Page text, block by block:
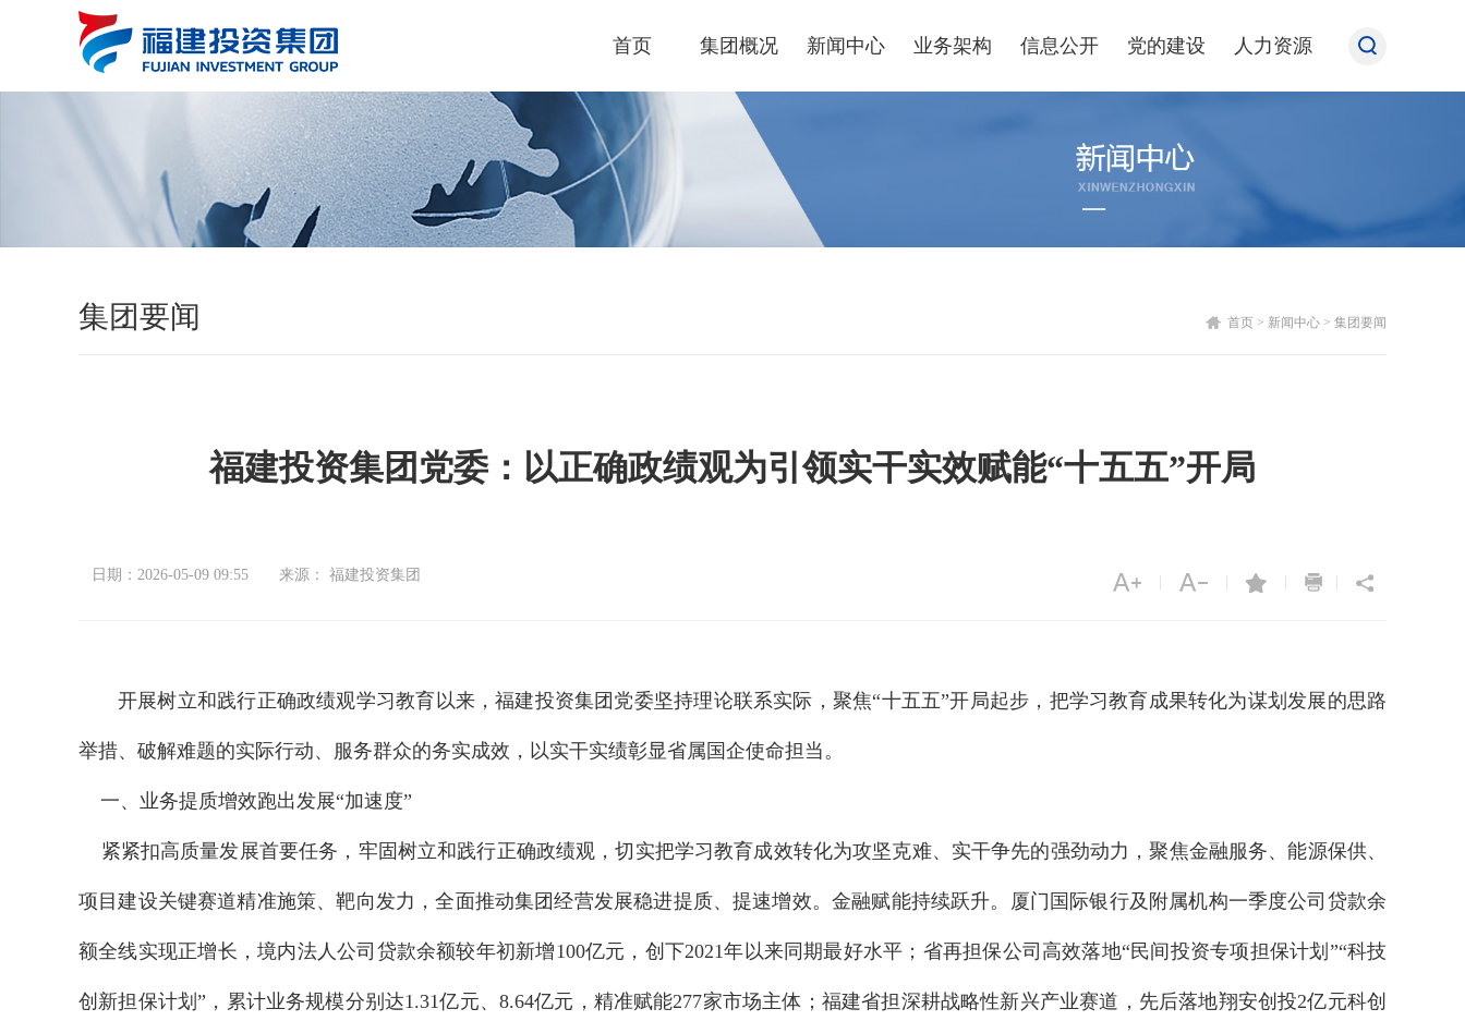
首页 集团概况 新闻中心 业务架构 信息公开 党的建设 人力资源
集团要闻 首页 > 新闻中心 > 集团要闻
福建投资集团党委：以正确政绩观为引领实干实效赋能“十五五”开局
日期：2026-05-09 09:55 来源： 福建投资集团
开展树立和践行正确政绩观学习教育以来，福建投资集团党委坚持理论联系实际，聚焦“十五五”开局起步，把学习教育成果转化为谋划发展的思路
举措、破解难题的实际行动、服务群众的务实成效，以实干实绩彰显省属国企使命担当。
一、业务提质增效跑出发展“加速度”
紧紧扣高质量发展首要任务，牢固树立和践行正确政绩观，切实把学习教育成效转化为攻坚克难、实干争先的强劲动力，聚焦金融服务、能源保供、
项目建设关键赛道精准施策、靶向发力，全面推动集团经营发展稳进提质、提速增效。金融赋能持续跃升。厦门国际银行及附属机构一季度公司贷款余
额全线实现正增长，境内法人公司贷款余额较年初新增100亿元，创下2021年以来同期最好水平；省再担保公司高效落地“民间投资专项担保计划”“科技
创新担保计划”，累计业务规模分别达1.31亿元、8.64亿元，精准赋能277家市场主体；福建省担深耕战略性新兴产业赛道，先后落地翔安创投2亿元科创